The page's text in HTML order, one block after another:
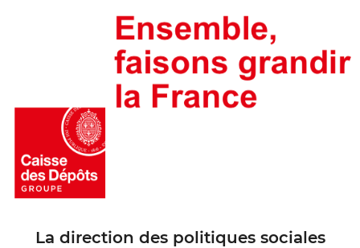
La direction des politiques sociales